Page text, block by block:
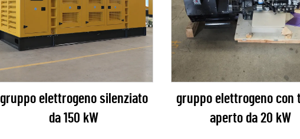
gruppo elettrogeno silenziato
da 150 kW
gruppo elettrogeno con
aperto da 20 kW